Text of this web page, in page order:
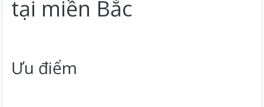
tại miền Bắc
Ưu điểm